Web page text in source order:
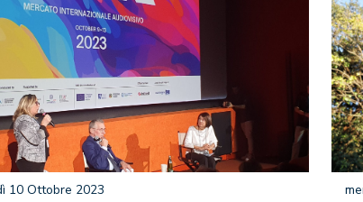
10 Ottobre 2023